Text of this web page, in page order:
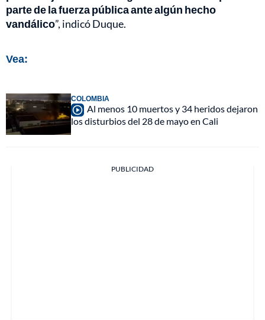
parte de la fuerza pública ante algún hecho
vandálico”, indicó Duque.
Vea:
COLOMBIA
Al menos 10 muertos y 34 heridos dejaron
los disturbios del 28 de mayo en Cali
PUBLICIDAD